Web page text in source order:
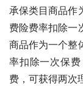
承保类目商品作
费险费率扣除一
商品作为一个整
率扣除一次保
费，可获得两次